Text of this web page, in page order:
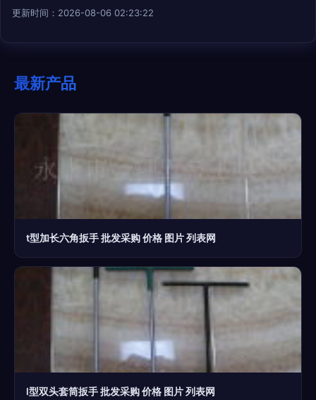
更新时间：2026-08-06 02:23:22
最新产品
t型加长六角扳手 批发采购 价格 图片 列表网
l型双头套筒扳手 批发采购 价格 图片 列表网